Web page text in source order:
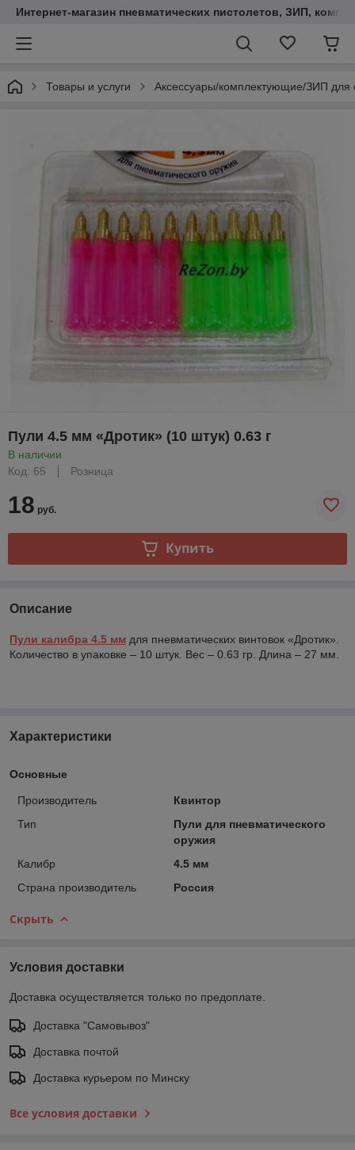
Интернет-магазин пневматических пистолетов, ЗИП,
Товары и услуги Аксессуары/комплектующие/ЗИП для
Пули 4.5 мм «Дротик» (10 штук) 0.63 г
В наличии
Код: 65
Розница
18 руб.
Купить
Описание
Пули калибра 4.5 мм для пневматических винтовок «Дротик».
Количество в упаковке – 10 штук. Вес – 0.63 гр. Длина – 27 мм.
Характеристики
Основные
Производитель
Квинтор
Тип
Пули для пневматического
оружия
Калибр
4.5 мм
Страна производитель
Россия
Скрыть
Условия доставки
Доставка осуществляется только по предоплате.
Доставка "Самовывоз"
Доставка почтой
Доставка курьером по Минску
Все условия доставки